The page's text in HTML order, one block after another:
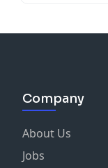
Company
About Us
Jobs